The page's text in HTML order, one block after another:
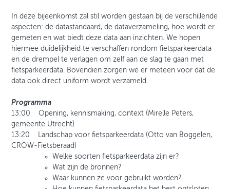
In deze bijeenkomst zal stil worden gestaan bij de verschillende
aspecten: de datastandaard, de dataverzameling, hoe wordt er
gemeten en wat biedt deze data aan inzichten. We hopen
hiermee duidelijkheid te verschaffen rondom fietsparkeerdata
en de drempel te verlagen om zelf aan de slag te gaan met
fietsparkeerdata. Bovendien zorgen we er meteen voor dat de
data ook direct uniform wordt verzameld.
Programma
13:00 Opening, kennismaking, context (Mirelle Peters,
gemeente Utrecht)
13:20 Landschap voor fietsparkeerdata (Otto van Boggelen,
CROW-Fietsberaad)
Welke soorten fietsparkeerdata zijn er?
Wat zijn de bronnen?
Waar kunnen ze voor gebruikt worden?